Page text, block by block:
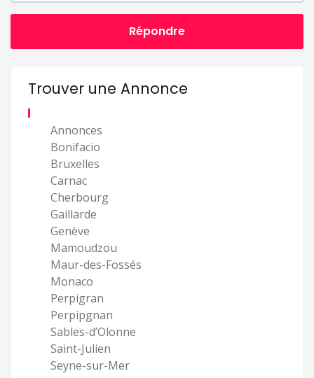
Répondre
Trouver une Annonce
Annonces
Bonifacio
Bruxelles
Carnac
Cherbourg
Gaillarde
Genève
Mamoudzou
Maur-des-Fossés
Monaco
Perpigran
Perpipgnan
Sables-d’Olonne
Saint-Julien
Seyne-sur-Mer